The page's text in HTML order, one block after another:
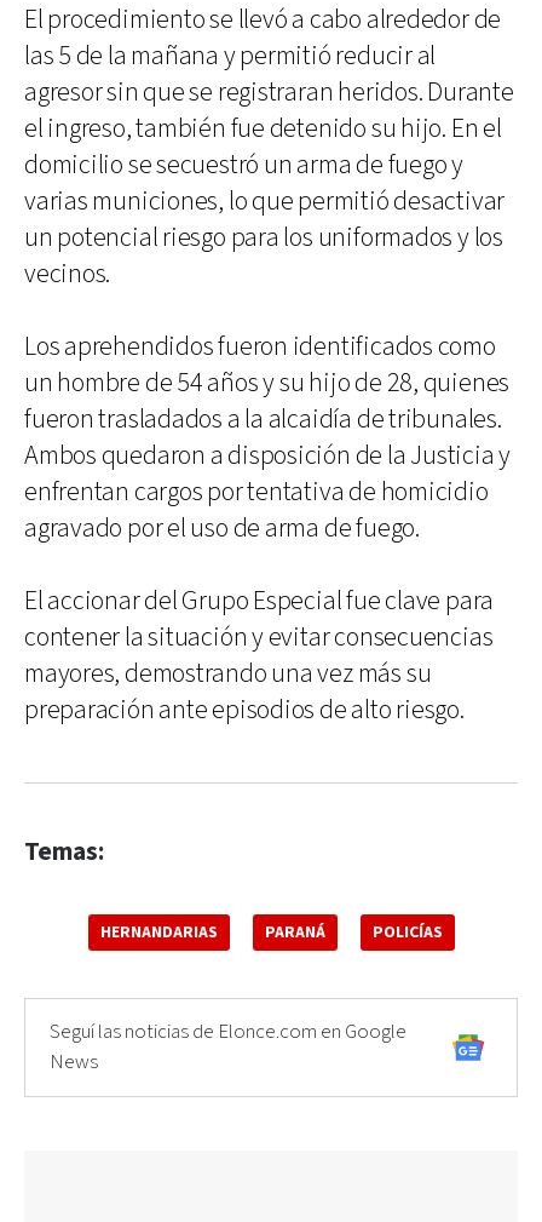
El procedimiento se llevó a cabo alrededor de
las 5 de la mañana y permitió reducir al
agresor sin que se registraran heridos. Durante
el ingreso, también fue detenido su hijo. En el
domicilio se secuestró un arma de fuego y
varias municiones, lo que permitió desactivar
un potencial riesgo para los uniformados y los
vecinos.
Los aprehendidos fueron identificados como
un hombre de 54 años y su hijo de 28, quienes
fueron trasladados a la alcaidía de tribunales.
Ambos quedaron a disposición de la Justicia y
enfrentan cargos por tentativa de homicidio
agravado por el uso de arma de fuego.
El accionar del Grupo Especial fue clave para
contener la situación y evitar consecuencias
mayores, demostrando una vez más su
preparación ante episodios de alto riesgo.
Temas:
HERNANDARIAS PARANÁ POLICÍAS
Seguí las noticias de Elonce.com en Google
News